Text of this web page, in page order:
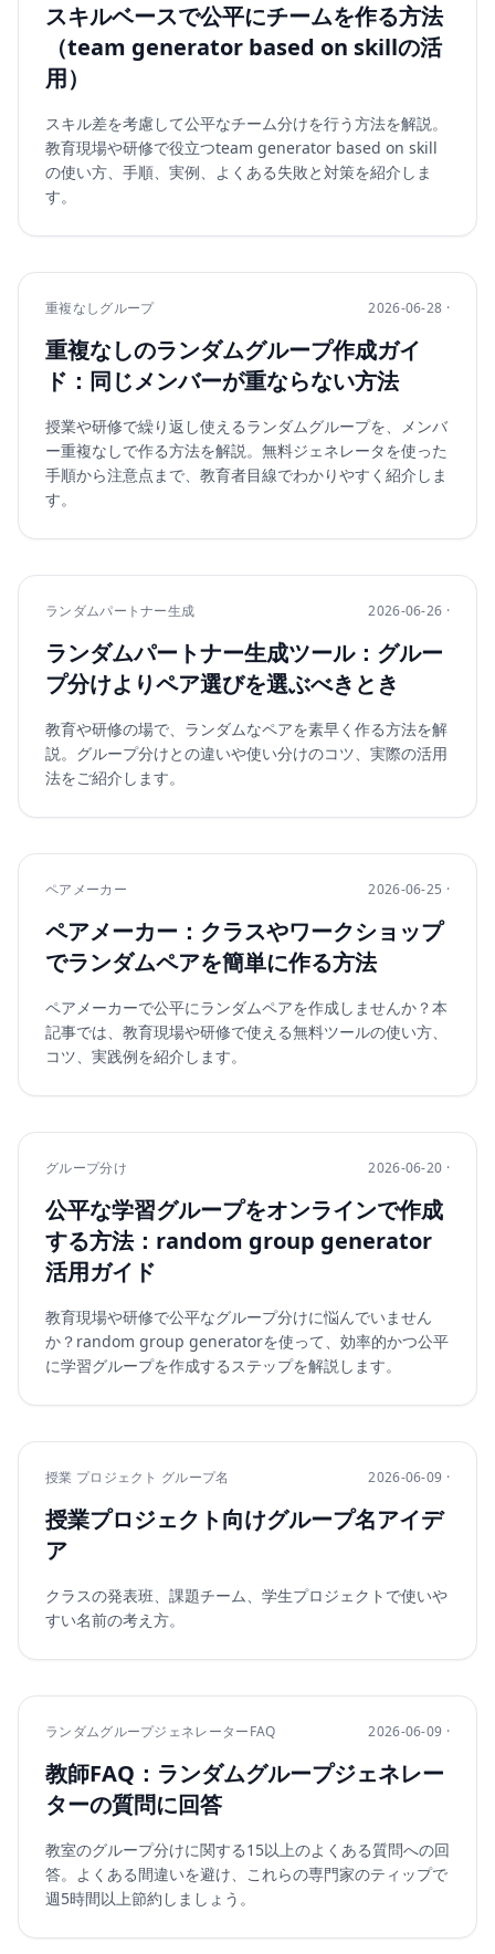
スキルベースで公平にチームを作る方法
（team generator based on skillの活
用）
スキル差を考慮して公平なチーム分けを行う方法を解説。
教育現場や研修で役立つteam generator based on skill
の使い方、手順、実例、よくある失敗と対策を紹介しま
す。
重複なしグループ 2026-06-28 ·
重複なしのランダムグループ作成ガイ
ド：同じメンバーが重ならない方法
授業や研修で繰り返し使えるランダムグループを、メンバ
ー重複なしで作る方法を解説。無料ジェネレータを使った
手順から注意点まで、教育者目線でわかりやすく紹介しま
す。
ランダムパートナー生成 2026-06-26 ·
ランダムパートナー生成ツール：グルー
プ分けよりペア選びを選ぶべきとき
教育や研修の場で、ランダムなペアを素早く作る方法を解
説。グループ分けとの違いや使い分けのコツ、実際の活用
法をご紹介します。
ペアメーカー 2026-06-25 ·
ペアメーカー：クラスやワークショップ
でランダムペアを簡単に作る方法
ペアメーカーで公平にランダムペアを作成しませんか？本
記事では、教育現場や研修で使える無料ツールの使い方、
コツ、実践例を紹介します。
グループ分け 2026-06-20 ·
公平な学習グループをオンラインで作成
する方法：random group generator
活用ガイド
教育現場や研修で公平なグループ分けに悩んでいません
か？random group generatorを使って、効率的かつ公平
に学習グループを作成するステップを解説します。
授業 プロジェクト グループ名 2026-06-09 ·
授業プロジェクト向けグループ名アイデ
ア
クラスの発表班、課題チーム、学生プロジェクトで使いや
すい名前の考え方。
ランダムグループジェネレーターFAQ 2026-06-09 ·
教師FAQ：ランダムグループジェネレー
ターの質問に回答
教室のグループ分けに関する15以上のよくある質問への回
答。よくある間違いを避け、これらの専門家のティップで
週5時間以上節約しましょう。